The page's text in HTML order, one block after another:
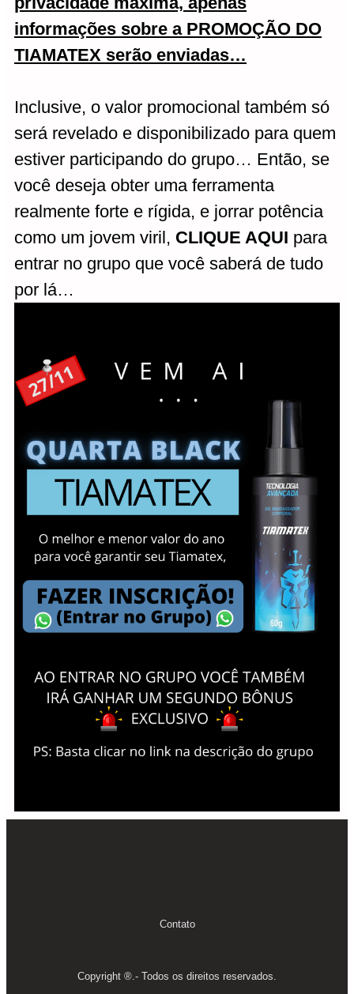
informações sobre a PROMOÇÃO DO
TIAMATEX serão enviadas…
Inclusive, o valor promocional também só
será revelado e disponibilizado para quem
estiver participando do grupo… Então, se
você deseja obter uma ferramenta
realmente forte e rígida, e jorrar potência
como um jovem viril, CLIQUE AQUI para
entrar no grupo que você saberá de tudo
por lá…
Contato
Copyright ®.- Todos os direitos reservados.